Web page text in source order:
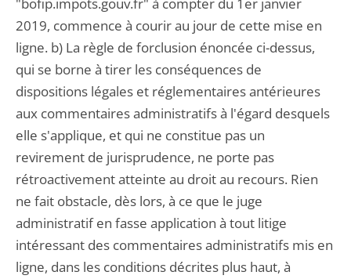
2019, commence à courir au jour de cette mise en
ligne. b) La règle de forclusion énoncée ci-dessus,
qui se borne à tirer les conséquences de
dispositions légales et réglementaires antérieures
aux commentaires administratifs à l'égard desquels
elle s'applique, et qui ne constitue pas un
revirement de jurisprudence, ne porte pas
rétroactivement atteinte au droit au recours. Rien
ne fait obstacle, dès lors, à ce que le juge
administratif en fasse application à tout litige
intéressant des commentaires administratifs mis en
ligne, dans les conditions décrites plus haut, à